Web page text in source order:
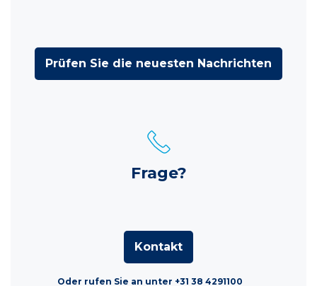
Prüfen Sie die neuesten Nachrichten
Frage?
Kontakt
Oder rufen Sie an unter +31 38 4291100